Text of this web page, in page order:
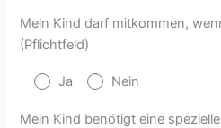
Mein Kind darf mitkommen,
(Pflichtfeld)
Ja Nein
Mein Kind benötigt eine